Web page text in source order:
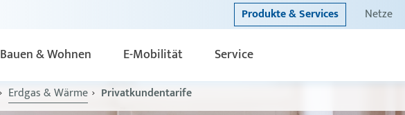
Produkte & Services Netze
Bauen & Wohnen E-Mobilität Service
Erdgas & Wärme Privatkundentarife